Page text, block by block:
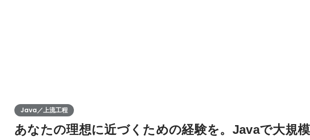
Java／上流工程
あなたの理想に近づくための経験を。Javaで大規